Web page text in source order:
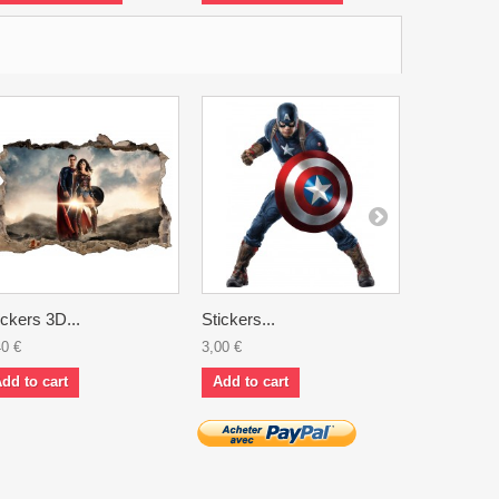
3D...
€
to cart
Stickers...
3,00 €
Add to cart